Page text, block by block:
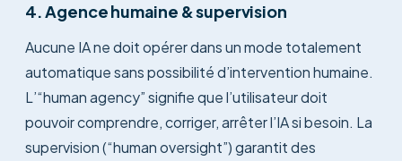
4. Agence humaine & supervision
Aucune IA ne doit opérer dans un mode totalement
automatique sans possibilité d’intervention humaine.
L’“human agency” signifie que l’utilisateur doit
pouvoir comprendre, corriger, arrêter l’IA si besoin. La
supervision (“human oversight”) garantit des